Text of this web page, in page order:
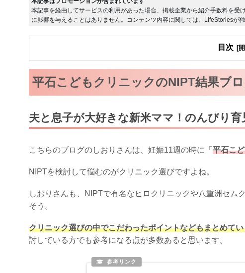
本記事を経由してサービスの利用があった場合、掲載企業から紹介手数料を
に影響を与えることはありません。コンテンツ内容に関しては、LifeStoriesが
目次
平石こどもクリニックのNIPT結果ブ
夫と息子が大好きな新米ママ！のんびり
こちらのブログのしおりさんは、妊娠11週の時に「 平石こ
NIPTを検討して悩むのがクリニック選びですよね。
しおりさんも、NIPTで有名なヒロクリニックや八重洲セム
そう。
クリニック選びの中でこだわったポイントなどもまとめて
討している方でも参考になる点が多数あると思います。